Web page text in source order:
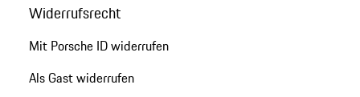
Widerrufsrecht
Mit Porsche ID widerrufen
Als Gast widerrufen